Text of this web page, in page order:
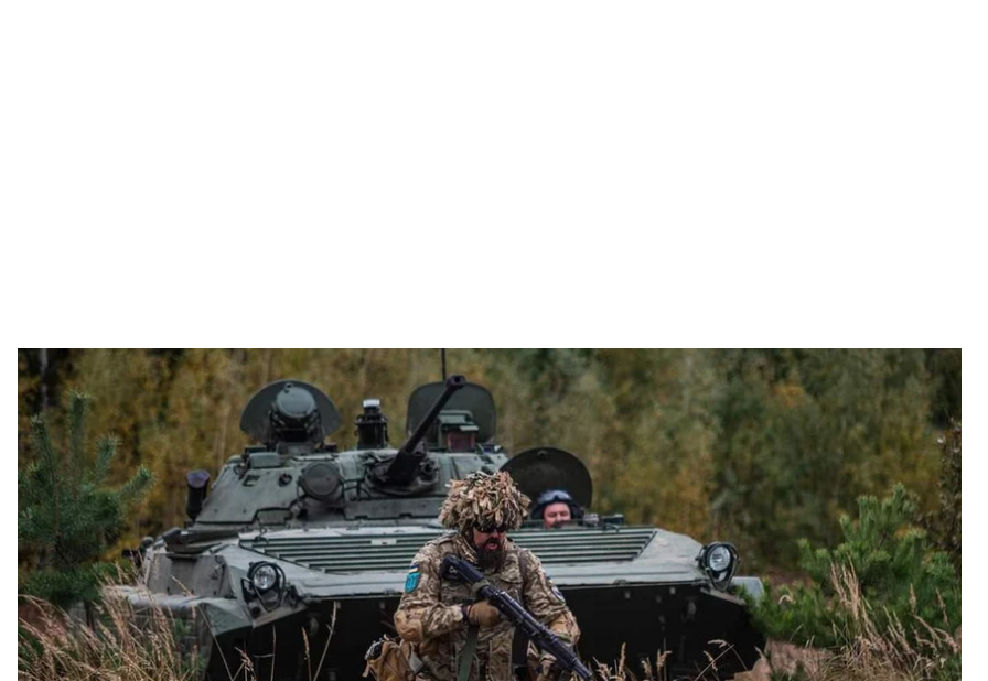
Українські військові. Ілюстративне фото
Facebook / Генеральний штаб ЗСУ
Протягом минулої доби, 31 жовтня, на фронті відбулося 68 бойових зіткнень. Зокрема, російські
окупанти намагалися відновити положення на Донеччині та Запоріжжі, проте українські військові
відбили атаки.
Про цеповідомив
Генеральний штаб ЗСУ зранку 1 листопада.
Так, на Бахмутському напрямку росіяни безрезультатно намагалися відновити втрачене положення
біля Кліщіївки та Андріївки, де українські захисники відбили 5 атак. Також ворог безуспішно вів
штурмові дії в районі Південного Донецької області.
Водночас Сили оборони України продовжують штурмові дії південніше Бахмута, завдають ворогу
втрат у живій силі та техніці, закріплюються на досягнутих рубежах.